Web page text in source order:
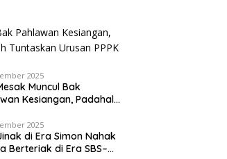
2025
Muncul Bak
Kesiangan, Padahal
PPPK Paruh Waktu
2025
di Era Simon Nahak
Berteriak di Era SBS–